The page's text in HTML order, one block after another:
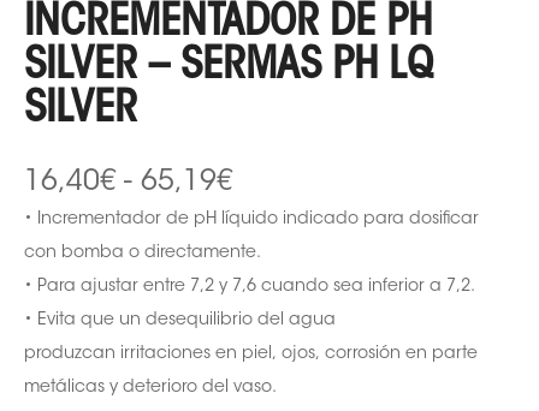
INCREMENTADOR DE PH
SILVER – SERMAS PH LQ
SILVER
16,40€ - 65,19€
• Incrementador de pH líquido indicado para dosificar
con bomba o directamente.
• Para ajustar entre 7,2 y 7,6 cuando sea inferior a 7,2.
• Evita que un desequilibrio del agua
produzcan irritaciones en piel, ojos, corrosión en parte
metálicas y deterioro del vaso.